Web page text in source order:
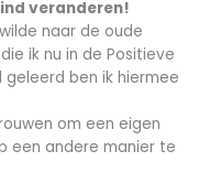
veranderen!
naar de oude
ik nu in de Positieve
ben ik hiermee
om een eigen
een andere manier te